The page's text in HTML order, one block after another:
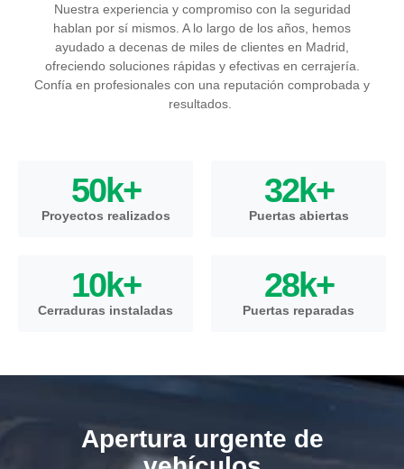
Nuestra experiencia y compromiso con la seguridad
hablan por sí mismos. A lo largo de los años, hemos
ayudado a decenas de miles de clientes en Madrid,
ofreciendo soluciones rápidas y efectivas en cerrajería.
Confía en profesionales con una reputación comprobada y
resultados.
Proyectos realizados
50k+
Puertas abiertas
32k+
Cerraduras instaladas
10k+
Puertas reparadas
28k+
Apertura urgente de